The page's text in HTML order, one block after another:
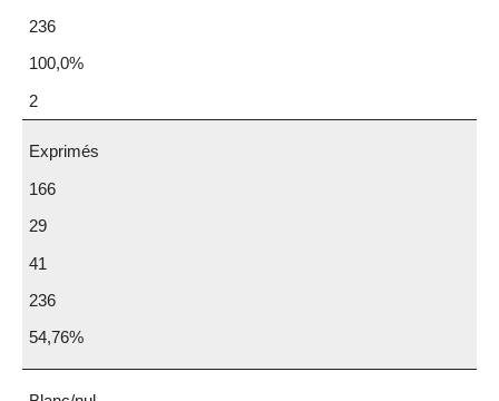
236
100,0%
2
Exprimés
166
29
41
236
54,76%